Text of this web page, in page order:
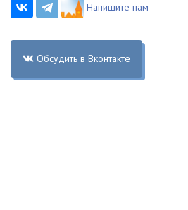
Напишите нам
Обсудить в Вконтакте